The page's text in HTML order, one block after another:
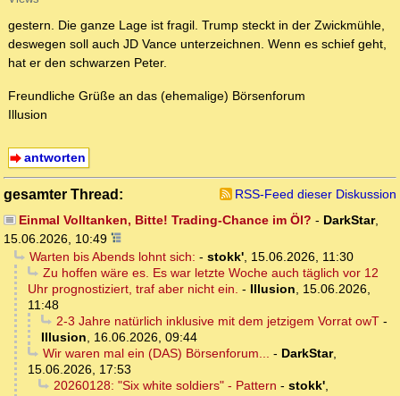
gestern. Die ganze Lage ist fragil. Trump steckt in der Zwickmühle,
deswegen soll auch JD Vance unterzeichnen. Wenn es schief geht,
hat er den schwarzen Peter.
Freundliche Grüße an das (ehemalige) Börsenforum
Illusion
antworten
gesamter Thread:
RSS-Feed dieser Diskussion
Einmal Volltanken, Bitte! Trading-Chance im Öl? - DarkStar,
15.06.2026, 10:49
Warten bis Abends lohnt sich: - stokk', 15.06.2026, 11:30
Zu hoffen wäre es. Es war letzte Woche auch täglich vor 12
Uhr prognostiziert, traf aber nicht ein. - Illusion, 15.06.2026,
11:48
2-3 Jahre natürlich inklusive mit dem jetzigem Vorrat owT-
Illusion, 16.06.2026, 09:44
Wir waren mal ein (DAS) Börsenforum... - DarkStar,
15.06.2026, 17:53
20260128: "Six white soldiers" - Pattern - stokk',